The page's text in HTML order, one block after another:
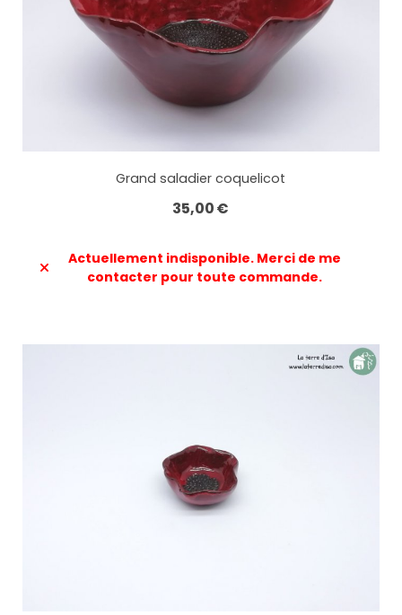
Grand saladier coquelicot
35,00€
Actuellement indisponible. Merci de me
contacter pour toute commande.